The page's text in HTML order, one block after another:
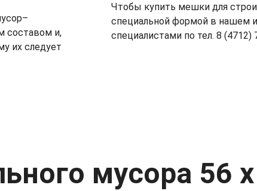
составом и,
их следует
Чтобы купить мешки для
специальной формой в нашем
специалистами по тел. 8 (4712)
мусора 56